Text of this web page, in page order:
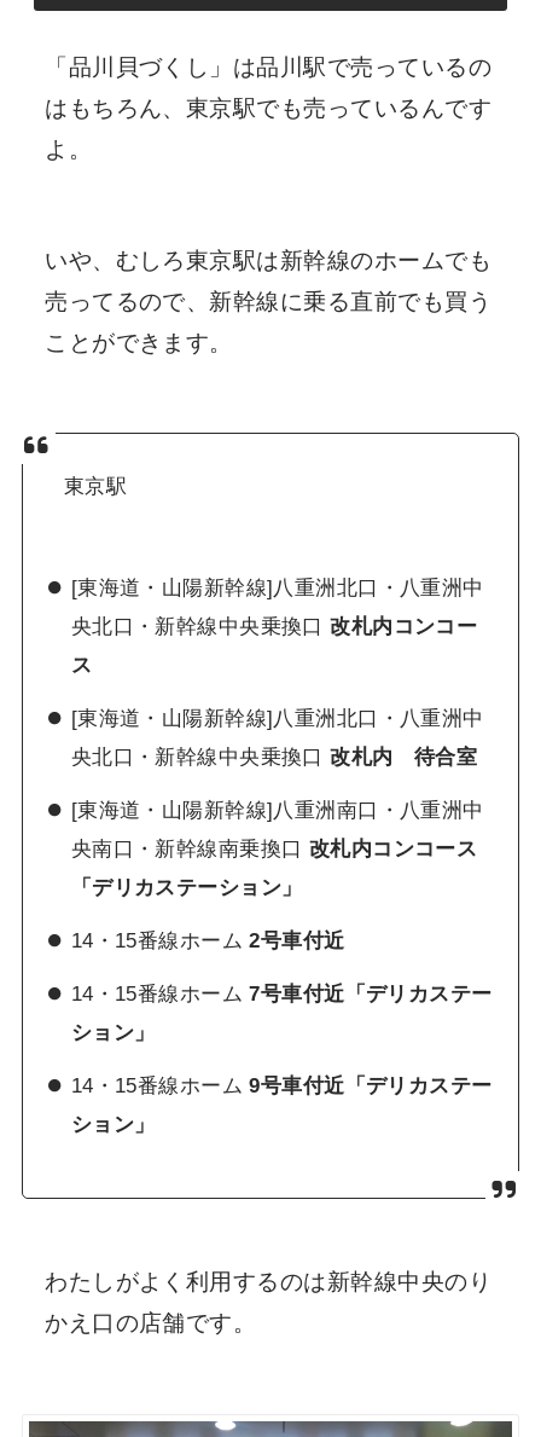
「品川貝づくし」は品川駅で売っているの
はもちろん、東京駅でも売っているんです
よ。
いや、むしろ東京駅は新幹線のホームでも
売ってるので、新幹線に乗る直前でも買う
ことができます。
東京駅
[東海道・山陽新幹線]八重洲北口・八重洲中
央北口・新幹線中央乗換口改札内コンコー
ス
[東海道・山陽新幹線]八重洲北口・八重洲中
央北口・新幹線中央乗換口改札内 待合室
[東海道・山陽新幹線]八重洲南口・八重洲中
央南口・新幹線南乗換口 改札内コンコース
「デリカステーション」
14・15番線ホーム2号車付近
14・15番線ホーム7号車付近「デリカステー
ション」
14・15番線ホーム9号車付近「デリカステー
ション」
わたしがよく利用するのは新幹線中央のり
かえ口の店舗です。